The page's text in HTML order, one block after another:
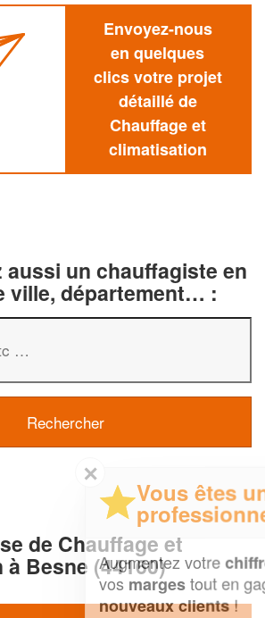
Envoyez-nous
en quelques
clics votre projet
détaillé de
Chauffage et
climatisation
aussi un chauffagiste en
ville, département… :
de Chauffage et
Besne (44160)
Vous êtes un
professionnel ?
votrechiffre d'affaireset
tout en gagnant de
clients!